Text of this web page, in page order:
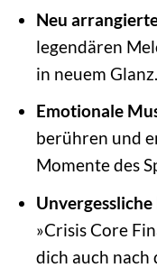
Neu
legendären
in neuem Glanz.
Emotionale
berühren und
Momente des
»Crisis Core
dich auch nach